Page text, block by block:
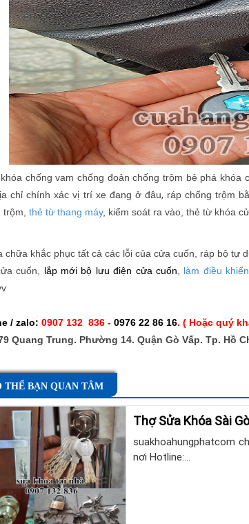
chống vam chống đoản chống trộm bẻ phá khóa
chỉ chính xác vị trí xe đang ở đâu, ráp chống trộm
thẻ từ thang máy, kiểm soát ra vào, thẻ từ khóa
chữa khắc phục tất cả các lỗi của cửa cuốn, ráp bộ tự
cuốn, lắp mới bộ lưu điện cửa cuốn làm điều
/ zalo: 0907 132 836 - 0976 22 86 16. ( Hoặc quý
Quang Trung. Phường 14. Quận Gò Vấp. Tp. Hồ
THỂ BẠN QUAN TÂM
Thợ Sửa Khóa Sài
suakhoahungphatcom
nơi Hotline:…